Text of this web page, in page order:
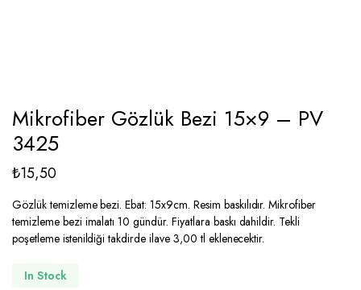
Mikrofiber Gözlük Bezi 15×9 – PV
3425
₺15,50
Gözlük temizleme bezi. Ebat: 15x9cm. Resim baskılıdır. Mikrofiber
temizleme bezi imalatı 10 gündür. Fiyatlara baskı dahildir. Tekli
poşetleme istenildiği takdirde ilave 3,00 tl eklenecektir.
In Stock